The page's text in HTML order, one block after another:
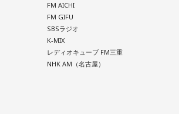
は文化放送1階のサテライトプラス広場に
開催。「誰かの心のこりが、誰かの心の
テーマに、さまざまな「心のこり」に触
の想いを見つめ直す機会を届けました。
11日（火・祝）午前9時00分～10時00
別番組として放送します。
FM AICHI
FM GIFU
SBSラジオ
K-MIX
レディオキューブ FM三重
NHK AM（名古屋）